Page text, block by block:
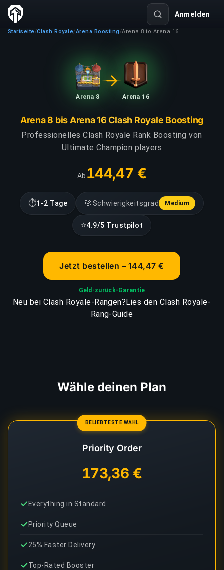
Anmelden
Startseite /Clash Royale/Arena Boosting /Arena 8 to Arena 16
Arena 8 Arena 16
Arena 8 bis Arena 16 Clash Royale Boosting
Professionelles Clash Royale Rank Boosting von
Ultimate Champion players
Ab 144,47 €
⏱1-2 Tage 🎯 Schwierigkeitsgrad Medium
⭐4.9/5 Trustpilot
Jetzt bestellen – 144,47 €
Geld-zurück-Garantie
Neu bei Clash Royale-Rängen?Lies den Clash Royale-
Rang-Guide
Wähle deinen Plan
BELIEBTESTE WAHL
Priority Order
173,36 €
Everything in Standard
Priority Queue
25% Faster Delivery
Top-Rated Booster